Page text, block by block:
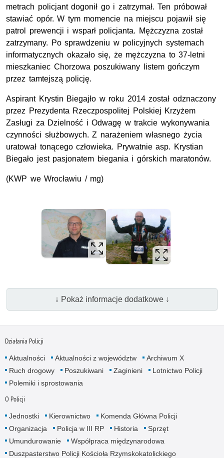
metrach policjant dogonił go i zatrzymał. Ten próbował
stawiać opór. W tym momencie na miejscu pojawił się
patrol prewencji i wsparł policjanta. Mężczyzna został
zatrzymany. Po sprawdzeniu w policyjnych systemach
informatycznych okazało się, że mężczyzna to 37-letni
mieszkaniec Chorzowa poszukiwany listem gończym
przez tamtejszą policję.
Aspirant Krystin Biegajło w roku 2014 został odznaczony
przez Prezydenta Rzeczpospolitej Polskiej Krzyżem
Zasługi za Dzielność i Odwagę w trakcie wykonywania
czynności służbowych. Z narażeniem własnego życia
uratował tonącego człowieka. Prywatnie asp. Krystian
Biegało jest pasjonatem biegania i górskich maratonów.
(KWP we Wrocławiu / mg)
↓ Pokaż informacje dodatkowe ↓
Działania Policji
Aktualności Aktualności z województw
Archiwum X
Ruch drogowy
Poszukiwani Zaginieni
Lotnictwo Policji
Polemiki i sprostowania
O Policji
Jednostki Kierownictwo
Komenda Główna Policji
Organizacja
Policja w III RP Historia
Sprzęt
Umundurowanie
Współpraca międzynarodowa
Duszpasterstwo Policji Kościoła Rzymskokatolickiego